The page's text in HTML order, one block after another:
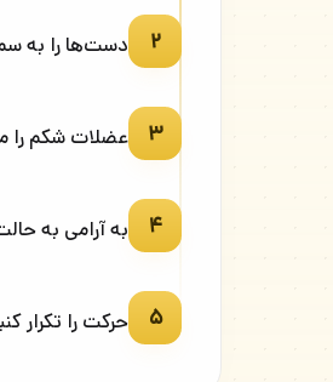
۲ دست‌ها را به
۳ عضلات شکم را
۴ به آرامی به
۵ حرکت را تکرار